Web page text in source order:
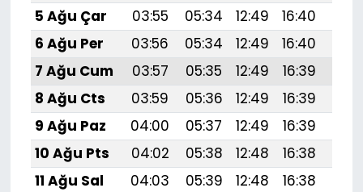
5 Ağu Çar
03:55 05:34 12:49 16:40
6 Ağu Per
03:56 05:34 12:49 16:40
7 Ağu Cum
03:57 05:35 12:49 16:39
8 Ağu Cts
03:59 05:36 12:49 16:39
9 Ağu Paz
04:00 05:37 12:49 16:39
10 Ağu Pts
04:02 05:38 12:48 16:38
11 Ağu Sal
04:03 05:39 12:48 16:38